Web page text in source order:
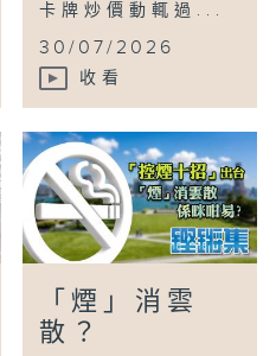
卡牌炒價動輒過...
30/07/2026
收看
「煙」消雲
散？